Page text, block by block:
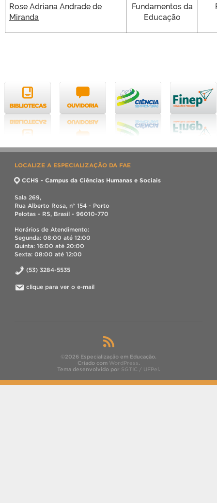
Rose Adriana Andrade de
Miranda
Fundamentos da
Educação
LOCALIZE A ESPECIALIZAÇÃO DA FAE
CCHS - Campus da Ciências Humanas e Sociais
Sala 269,
Rua Alberto Rosa, nº 154 - Porto
Pelotas - RS, Brasil - 96010-770
Horários de Atendimento:
Segunda: 08:00 até 12:00
Quinta: 16:00 até 20:00
Sexta: 08:00 até 12:00
(53) 3284-5535
clique para ver o e-mail
©2026 Especialização em Educação.
Criado com WordPress.
Tema desenvolvido por SGTIC / UFPel.